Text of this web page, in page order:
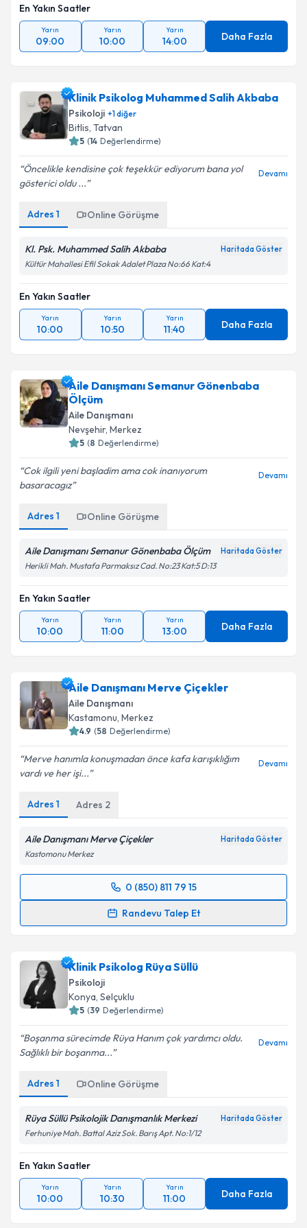
En Yakın Saatler
Yarın
09:00
Yarın
10:00
Yarın
14:00 Daha Fazla
Klinik Psikolog Muhammed Salih Akbaba
Psikoloji +1diğer
Bitlis, Tatvan
5 (14 Değerlendirme)
Öncelikle kendisine çok teşekkür ediyorum bana yol
gösterici oldu ...
Devamı
Adres 1 Online Görüşme
Kl. Psk. Muhammed Salih Akbaba Haritada Göster
Kültür Mahallesi Efil Sokak Adalet Plaza No:66 Kat:4
En Yakın Saatler
Yarın
10:00
Yarın
10:50
Yarın
11:40 Daha Fazla
Aile Danışmanı Semanur Gönenbaba
Ölçüm
Aile Danışmanı
Nevşehir, Merkez
5 (8 Değerlendirme)
Cok ilgili yeni başladim ama cok inanıyorum
basaracagız
Devamı
Adres 1 Online Görüşme
Aile Danışmanı Semanur Gönenbaba Ölçüm Haritada Göster
Herikli Mah. Mustafa Parmaksız Cad. No:23 Kat:5 D:13
En Yakın Saatler
Yarın
10:00
Yarın
11:00
Yarın
13:00 Daha Fazla
Aile Danışmanı Merve Çiçekler
Aile Danışmanı
Kastamonu, Merkez
4.9 (58 Değerlendirme)
Merve hanımla konuşmadan önce kafa karışıklığım
vardı ve her işi...
Devamı
Adres 1 Adres 2
Aile Danışmanı Merve Çiçekler Haritada Göster
Kastomonu Merkez
0 (850) 811 79 15
Randevu Talep Et
Randevu Takvimi Talebi
için bir takvim hazırlandığında e-posta ile
bilgilendireceğiz.
E-posta Adresiniz
Metni'ni okudum ve kişisel verilerimin belirtilen
Klinik Psikolog Rüya Süllü
Psikoloji
Konya, Selçuklu
5 (39 Değerlendirme)
Boşanma sürecimde Rüya Hanım çok yardımcı oldu.
Sağlıklı bir boşanma...
Devamı
Adres 1 Online Görüşme
Rüya Süllü Psikolojik Danışmanlık Merkezi Haritada Göster
Ferhuniye Mah. Battal Aziz Sok. Barış Apt. No:1/12
En Yakın Saatler
Yarın
10:00
Yarın
10:30
Yarın
11:00 Daha Fazla